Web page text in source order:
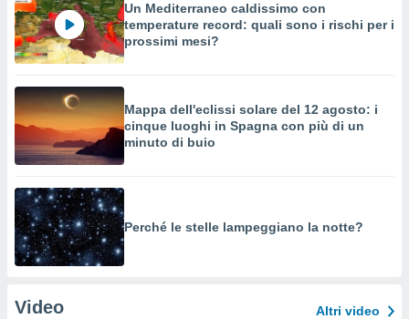
Un Mediterraneo caldissimo con
temperature record: quali sono i rischi per i
prossimi mesi?
Mappa dell'eclissi solare del 12 agosto: i
cinque luoghi in Spagna con più di un
minuto di buio
Perché le stelle lampeggiano la notte?
Video Altri video